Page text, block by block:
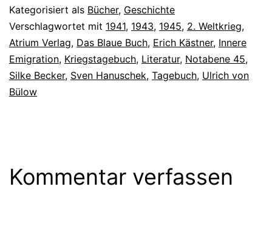
Kategorisiert als Bücher, Geschichte
Verschlagwortet mit 1941, 1943, 1945, 2. Weltkrieg,
Atrium Verlag, Das Blaue Buch, Erich Kästner, Innere
Emigration, Kriegstagebuch, Literatur, Notabene 45,
Silke Becker, Sven Hanuschek, Tagebuch, Ulrich von
Bülow
Kommentar verfassen